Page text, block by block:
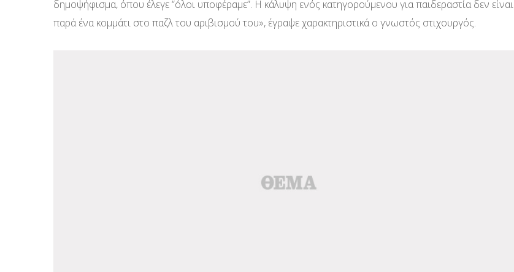
δημοψήφισμα, όπου έλεγε “όλοι υποφέραμε”. Η κάλυψη ενός κατηγορούμενου για παιδεραστία δεν είναι
παρά ένα κομμάτι στο παζλ του αριβισμού του», έγραψε χαρακτηριστικά ο γνωστός στιχουργός.